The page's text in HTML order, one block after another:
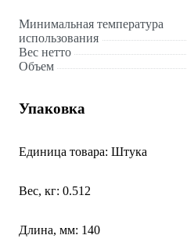
Минимальная температура
использования
Вес нетто
Объем
Упаковка
Единица товара: Штука
Вес, кг: 0.512
Длина, мм: 140